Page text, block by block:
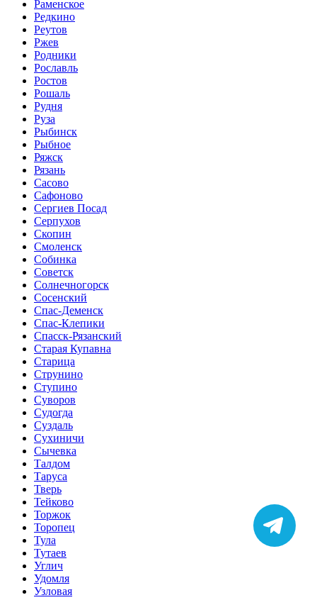
Раменское
Редкино
Реутов
Ржев
Родники
Рославль
Ростов
Рошаль
Рудня
Руза
Рыбинск
Рыбное
Ряжск
Рязань
Сасово
Сафоново
Сергиев Посад
Серпухов
Скопин
Смоленск
Собинка
Советск
Солнечногорск
Сосенский
Спас-Деменск
Спас-Клепики
Спасск-Рязанский
Старая Купавна
Старица
Струнино
Ступино
Суворов
Судогда
Суздаль
Сухиничи
Сычевка
Талдом
Таруса
Тверь
Тейково
Торжок
Торопец
Тула
Тутаев
Углич
Удомля
Узловая